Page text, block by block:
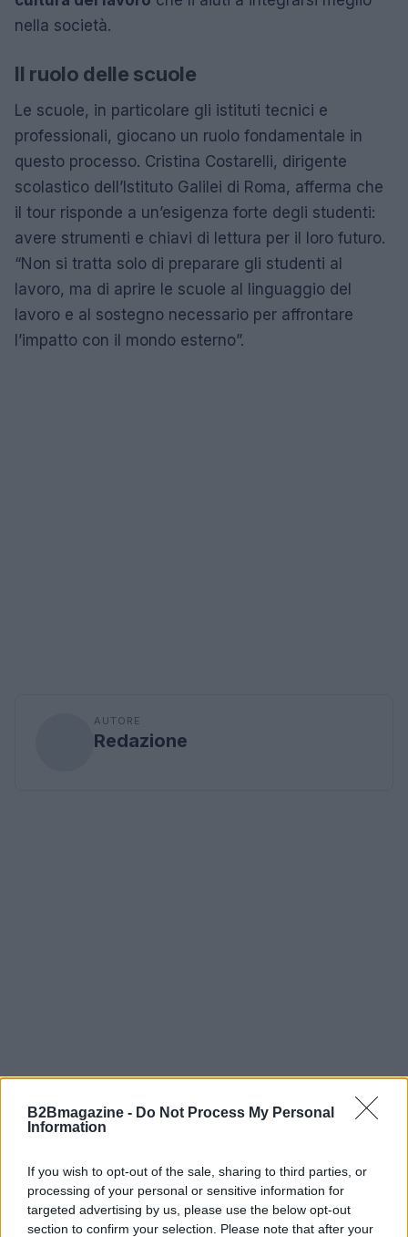
B2Bmagazine - Do Not Process My Personal
Information
If you wish to opt-out of the sale, sharing to third parties, or
processing of your personal or sensitive information for
targeted advertising by us, please use the below opt-out
section to confirm your selection. Please note that after your
nella società.
Il ruolo delle scuole
Le scuole, in particolare gli istituti tecnici e
professionali, giocano un ruolo fondamentale in
questo processo. Cristina Costarelli, dirigente
scolastico dell’Istituto Galilei di Roma, afferma che
il tour risponde a un’esigenza forte degli studenti:
avere strumenti e chiavi di lettura per il loro futuro.
“Non si tratta solo di preparare gli studenti al
lavoro, ma di aprire le scuole al linguaggio del
lavoro e al sostegno necessario per affrontare
l’impatto con il mondo esterno”.
AUTORE
Redazione
Continua a leggere